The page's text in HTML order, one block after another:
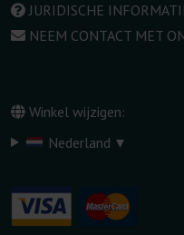
JURIDISCHE
NEEM CONTACT MET
Winkel wijzigen:
Nederland ▾